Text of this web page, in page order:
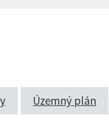
Územný plán